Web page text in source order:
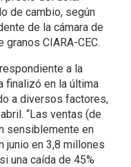
de cambio, según
de la cámara de
CIARA-CEC.
a la
finalizó en la última
a diversos factores,
“Las ventas (de
sensiblemente en
junio en 3,8 millones
una caída de 45%